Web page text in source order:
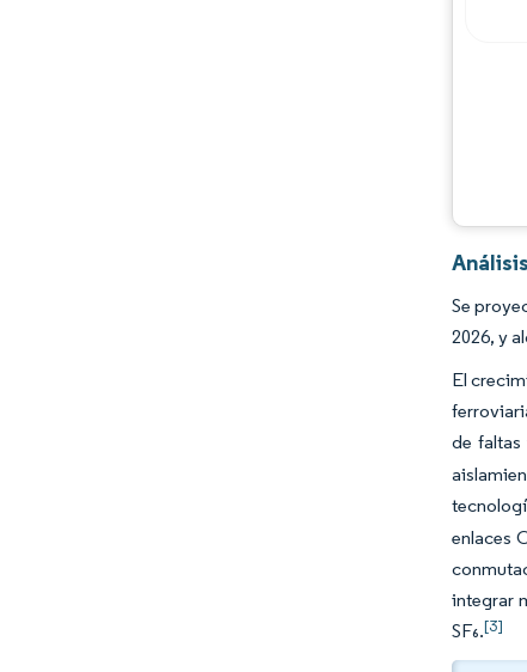
Se
2026, y
El
de faltas
enlaces
integrar
SF₆.[3]